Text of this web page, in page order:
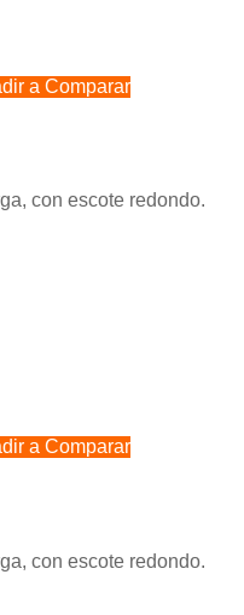
a Comparar
con escote redondo.
a Comparar
con escote redondo.